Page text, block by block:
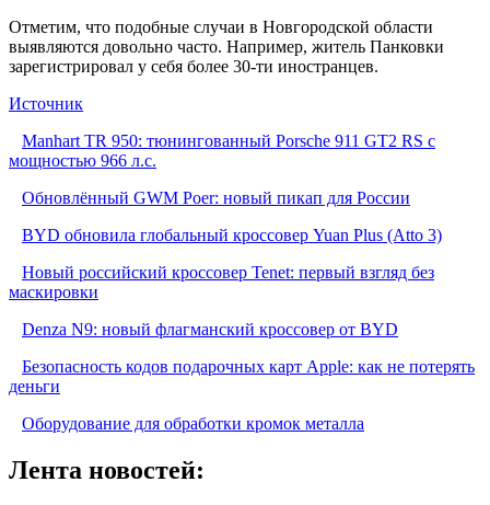
Отметим, что подобные случаи в Новгородской области
выявляются довольно часто. Например, житель Панковки
зарегистрировал у себя более 30-ти иностранцев.
Источник
Manhart TR 950: тюнингованный Porsche 911 GT2 RS с
мощностью 966 л.с.
Обновлённый GWM Poer: новый пикап для России
BYD обновила глобальный кроссовер Yuan Plus (Atto 3)
Новый российский кроссовер Tenet: первый взгляд без
маскировки
Denza N9: новый флагманский кроссовер от BYD
Безопасность кодов подарочных карт Apple: как не потерять
деньги
Оборудование для обработки кромок металла
Лента новостей: